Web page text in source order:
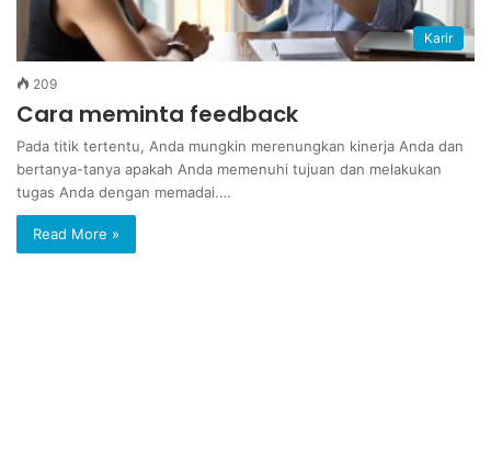
Karir
209
Cara meminta feedback
Pada titik tertentu, Anda mungkin merenungkan kinerja Anda dan
bertanya-tanya apakah Anda memenuhi tujuan dan melakukan
tugas Anda dengan memadai.…
Read More »